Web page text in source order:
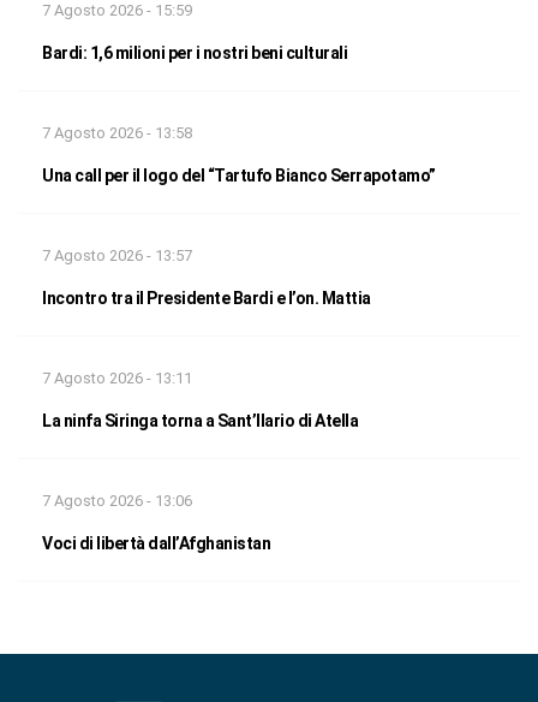
7 Agosto 2026 - 15:59
Bardi: 1,6 milioni per i nostri beni culturali
7 Agosto 2026 - 13:58
Una call per il logo del “Tartufo Bianco Serrapotamo”
7 Agosto 2026 - 13:57
Incontro tra il Presidente Bardi e l’on. Mattia
7 Agosto 2026 - 13:11
La ninfa Siringa torna a Sant’Ilario di Atella
7 Agosto 2026 - 13:06
Voci di libertà dall’Afghanistan